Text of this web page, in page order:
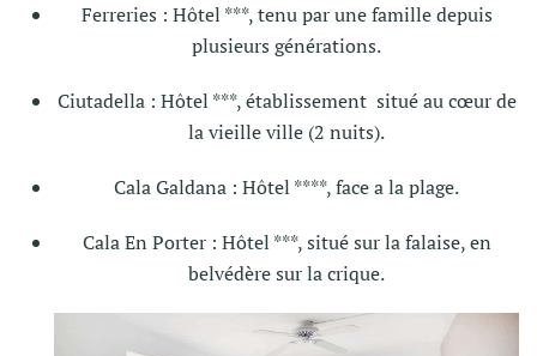
Ferreries : Hôtel ***, tenu par une famille depuis
plusieurs générations.
Ciutadella : Hôtel ***, établissement situé au cœur de
la vieille ville (2 nuits).
Cala Galdana : Hôtel ****, face a la plage.
Cala En Porter : Hôtel ***, situé sur la falaise, en
belvédère sur la crique.